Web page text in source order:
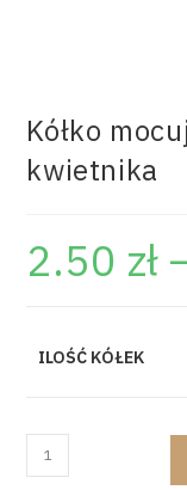
Kółko
kwietnika
2.50 zł
ILOŚĆ KÓŁEK